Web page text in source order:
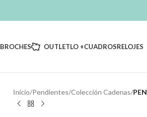
BROCHES OUTLETLO +CUADROSRELOJES
Inicio/Pendientes/Colección Cadenas/